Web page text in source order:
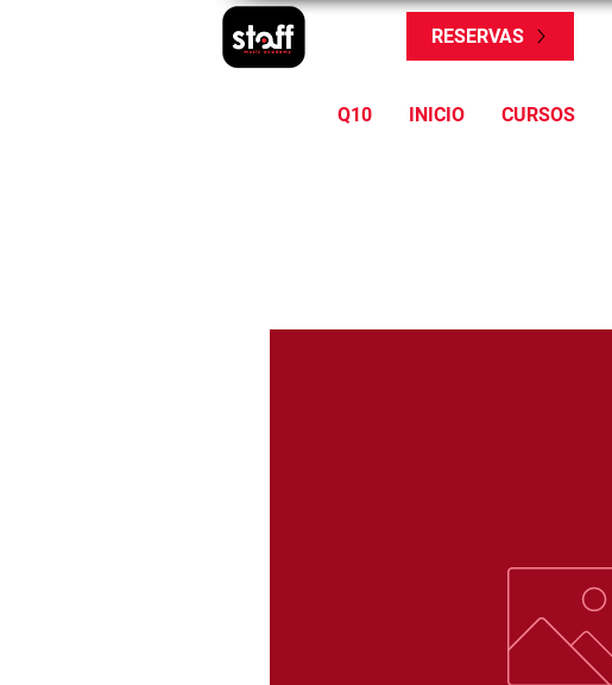
RESERVAS
Q10 INICIO CURSOS